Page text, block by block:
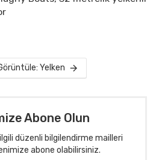
Yelken
Abone Olun
düzenli bilgilendirme mailleri
abone olabilirsiniz.